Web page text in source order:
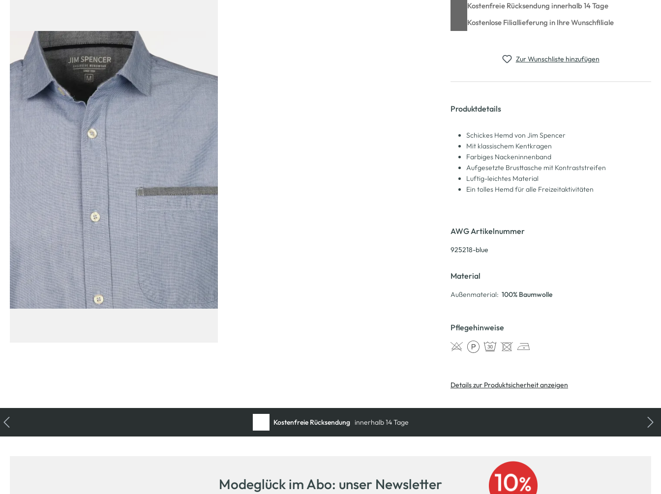
Kostenfreie Rücksendung innerhalb 14 Tage
Kostenlose Filiallieferung in Ihre Wunschfiliale
Zur Wunschliste hinzufügen
Produktdetails
Schickes Hemd von Jim Spencer
Mit klassischem Kentkragen
Farbiges Nackeninnenband
Aufgesetzte Brusttasche mit Kontraststreifen
Luftig-leichtes Material
Ein tolles Hemd für alle Freizeitaktivitäten
AWG Artikelnummer
925218-blue
Material
Außenmaterial: 100% Baumwolle
Pflegehinweise
Details zur Produktsicherheit anzeigen
Kostenfreie Rücksendung innerhalb 14 Tage
Modeglück im Abo: unser Newsletter